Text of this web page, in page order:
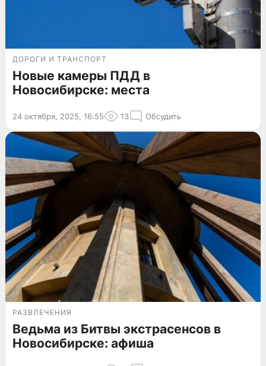
ДОРОГИ И ТРАНСПОРТ
Новые камеры ПДД в
Новосибирске: места
24 октября, 2025, 16:55 13 Обсудить
РАЗВЛЕЧЕНИЯ
Ведьма из Битвы экстрасенсов в
Новосибирске: афиша